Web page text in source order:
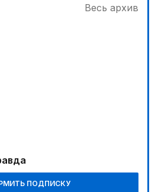
станции мониторинга
Весь архив
ПОДПИСКУ